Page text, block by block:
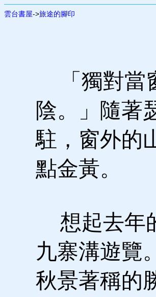
雲台書屋->旅途的腳印
「獨對當
陰。」隨著
駐，窗外的
點金黃。
想起去年
九寨溝遊覽
秋景著稱的